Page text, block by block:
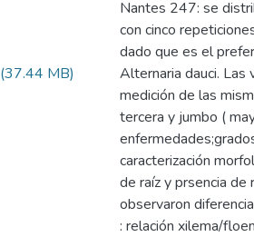
(37.44 MB)
Nantes 247: se
con cinco
dado que es el
Alternaria dauci. Las
medición de las
tercera y jumbo (
caracterización
de raíz y prsencia de
observaron
: relación xilema/